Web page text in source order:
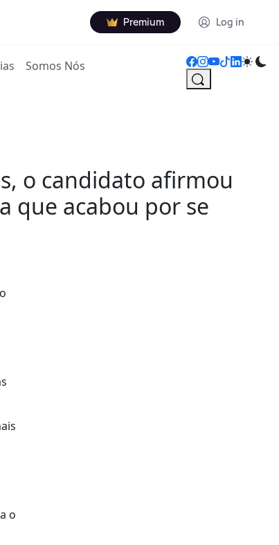
Premium Log in
Somos Nós
o candidato afirmou
que acabou por se
o